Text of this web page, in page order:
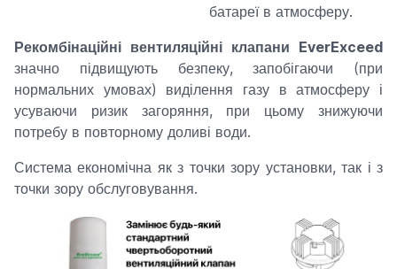
батареї в атмосферу.
Рекомбінаційні вентиляційні клапани EverExceed
значно підвищують безпеку, запобігаючи (при
нормальних умовах) виділення газу в атмосферу і
усуваючи ризик загоряння, при цьому знижуючи
потребу в повторному доливі води.
Система економічна як з точки зору установки, так і з
точки зору обслуговування.